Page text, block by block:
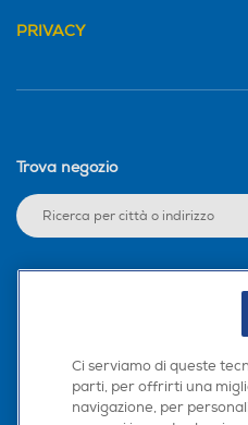
PRIVACY
Trova negozio
Scarica la nostra app
Ci serviamo di queste
parti, per offrirti una
navigazione, per